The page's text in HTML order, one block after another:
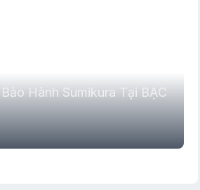
Hành Sumikura Tại BẠC